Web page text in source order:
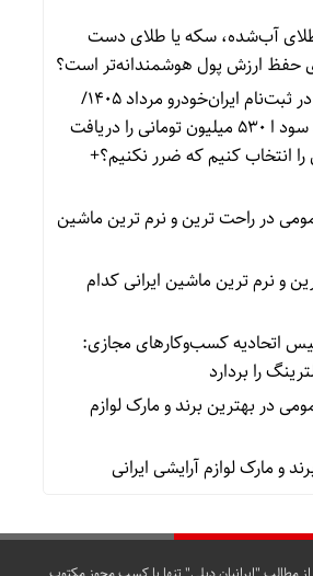
آب‌شده، سکه یا طلای دست
حفظ ارزش پول هوشمندانه‌تر است؟
در
ثبت‌نام ایران‌خودرو مرداد ۱۴۰۵/
این افراد می‌توانند سود ا ۵۳۰ میلیون تومانی را دریافت
انتخاب کنیم که ضرر نکنیم؟+
درراحت ترین و نرم ترین ماشین
و نرم ترین ماشین ایرانی کدام
اتحادیه کسب‌وکارهای مجازی:
را بردارد
در بهترین برند و مارک لوازم
و مارک لوازم آرایشی ایرانی